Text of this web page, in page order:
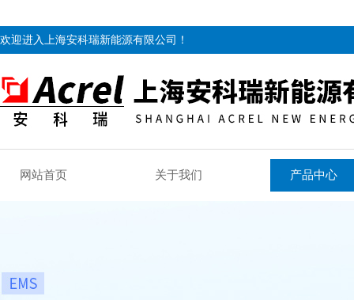
欢迎进入上海安科瑞新能源有限公司！
网站首页 关于我们 产品中心